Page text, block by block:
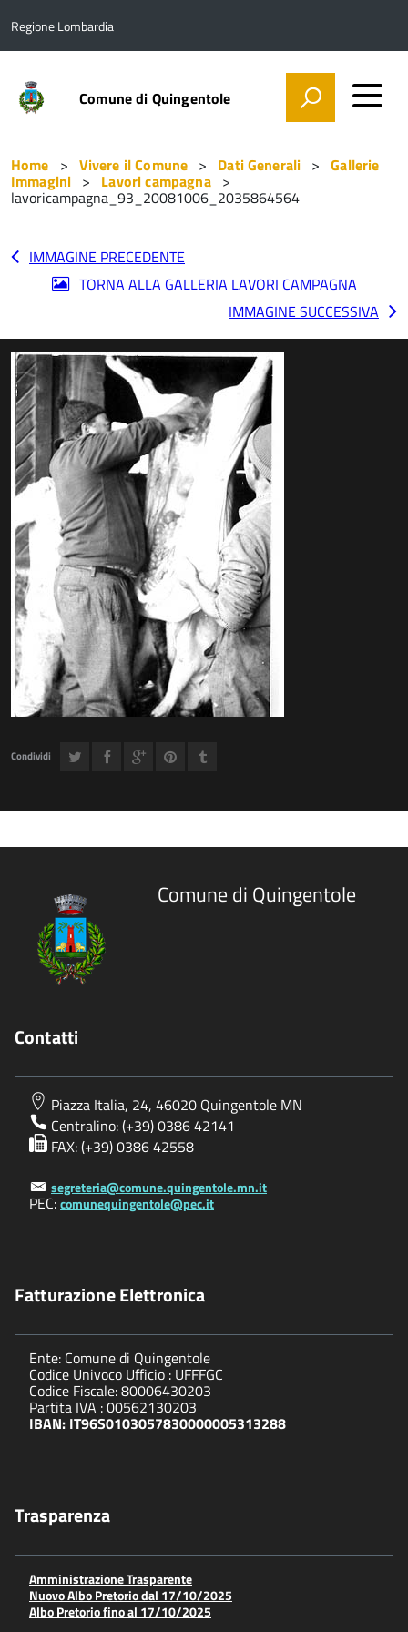
Regione Lombardia
Comune di Quingentole
Home Vivere il Comune Dati Generali Gallerie
Immagini Lavori campagna
lavoricampagna_93_20081006_2035864564
IMMAGINE PRECEDENTE
TORNA ALLA GALLERIA LAVORI CAMPAGNA
IMMAGINE SUCCESSIVA
Condividi
Comune di Quingentole
Contatti
Piazza Italia, 24, 46020 Quingentole MN
Centralino: (+39) 0386 42141
FAX: (+39) 0386 42558
segreteria@comune.quingentole.mn.it
PEC:comunequingentole@pec.it
Fatturazione Elettronica
Ente: Comune di Quingentole
Codice Univoco Ufficio : UFFFGC
Codice Fiscale: 80006430203
Partita IVA : 00562130203
IBAN: IT96S0103057830000005313288
Trasparenza
Amministrazione Trasparente
Nuovo Albo Pretorio dal 17/10/2025
Albo Pretorio fino al 17/10/2025